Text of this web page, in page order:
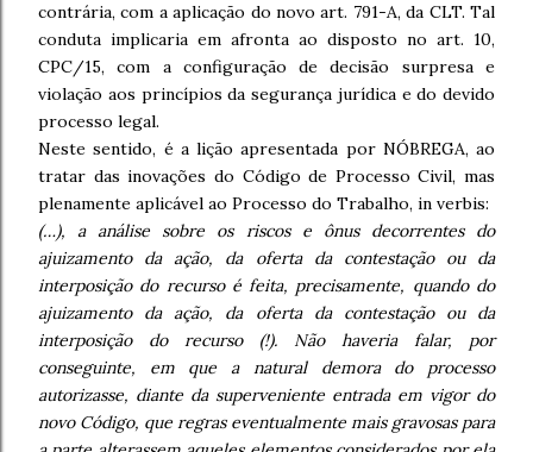
contrária, com a aplicação do novo art. 791-A, da CLT. Tal
conduta implicaria em afronta ao disposto no art. 10,
CPC/15, com a configuração de decisão surpresa e
violação aos princípios da segurança jurídica e do devido
processo legal.
Neste sentido, é a lição apresentada por NÓBREGA, ao
tratar das inovações do Código de Processo Civil, mas
plenamente aplicável ao Processo do Trabalho, in verbis:
(…), a análise sobre os riscos e ônus decorrentes do
ajuizamento da ação, da oferta da contestação ou da
interposição do recurso é feita, precisamente, quando do
ajuizamento da ação, da oferta da contestação ou da
interposição do recurso (!). Não haveria falar, por
conseguinte, em que a natural demora do processo
autorizasse, diante da superveniente entrada em vigor do
novo Código, que regras eventualmente mais gravosas para